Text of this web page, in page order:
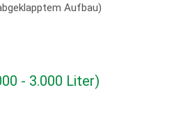
Aufbau)
- 3.000 Liter)